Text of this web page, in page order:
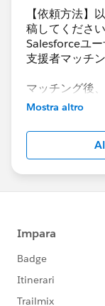
っては、
で、まずは、
を教えていただ
★追加情報
当方、Webデザ
どうぞよろし
かないところ
リースできま
今回、ガールス
新規受付開始と
ガールスカウト
https://
1）受付部分 ・
補足説明：デジ
使用することに
2）通知などメ
ンケート受信時
・アンケートデ
【依頼方法】
稿してくださ
Salesforceユー
支援者マッチ
マッチング後
き、
存じます。
【必要記載事
・団体ミッシ
・住所(都道府
・ファンドレ
ァンドレッ
す。)
-はい or いい
・SFDC社/
Mostra altro